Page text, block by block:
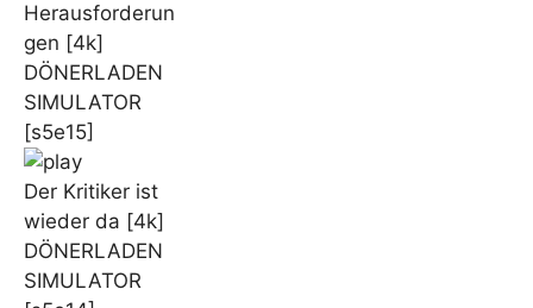
Herausforderun
gen [4k]
DÖNERLADEN
SIMULATOR
[s5e15]
Der Kritiker ist
wieder da [4k]
DÖNERLADEN
SIMULATOR